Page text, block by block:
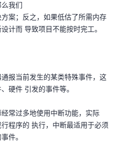
我们
案；反之，如果低估了所需内存
计而 导致项目不能按时完工。
报当前发生的某类特殊事件，这
硬件 引发的事件等。
常过多地使用中断功能，实际
程序的 执行，中断最适用于必须
件。